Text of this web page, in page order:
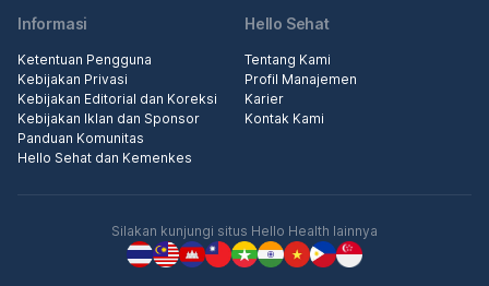
Informasi
Ketentuan Pengguna
Kebijakan Privasi
Kebijakan Editorial dan Koreksi
Kebijakan Iklan dan Sponsor
Panduan Komunitas
Hello Sehat dan Kemenkes
Hello Sehat
Tentang Kami
Profil Manajemen
Karier
Kontak Kami
Silakan kunjungi situs Hello Health lainnya